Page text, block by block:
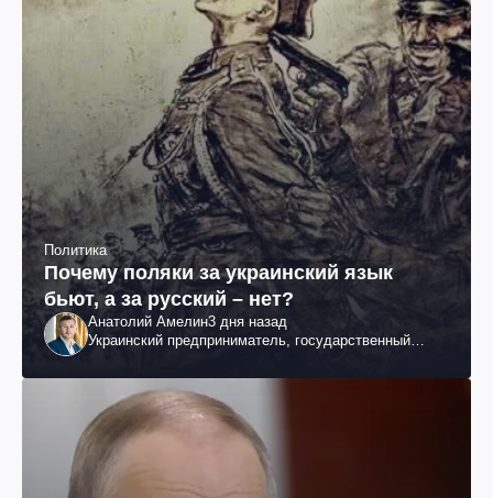
Политика
Почему поляки за украинский язык
бьют, а за русский – нет?
Анатолий Амелин3 дня назад
Украинский предприниматель, государственный